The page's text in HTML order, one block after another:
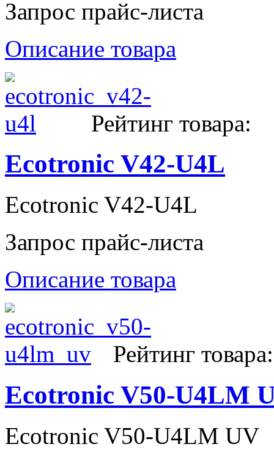
Запрос прайс-листа
Описание товара
Рейтинг товара:
Ecotronic V42-U4L
Ecotronic V42-U4L
Запрос прайс-листа
Описание товара
Рейтинг товара:
Ecotronic V50-U4LM
Ecotronic V50-U4LM UV